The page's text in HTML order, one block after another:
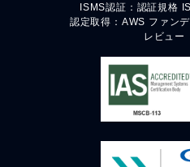
ISMS認証：認証規格
認定取得：AWS ファン
レビュー